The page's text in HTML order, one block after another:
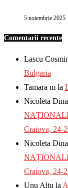
5 noiembrie 2025
Comentarii recente
Lascu
Bulgaria
Tamara m la
Nicoleta
Craiova, 24-
Nicoleta
Craiova, 24-
Unu Altu la